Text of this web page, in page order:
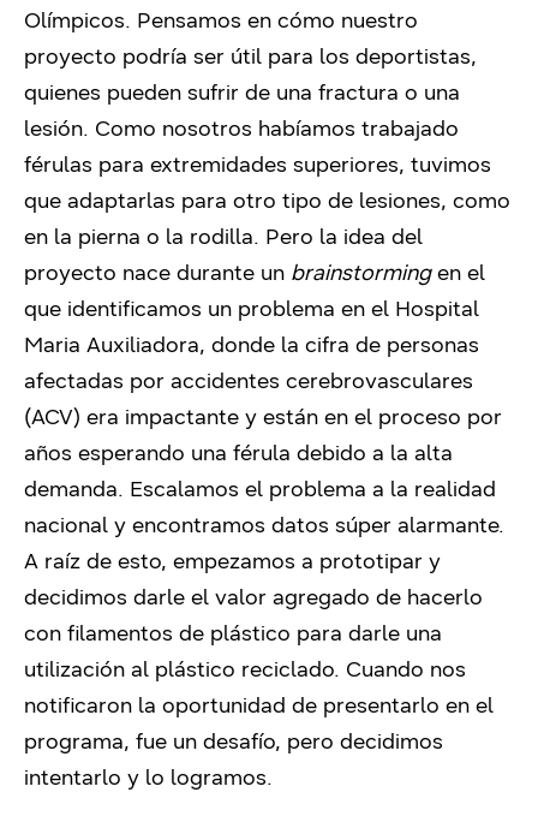
Olímpicos. Pensamos en cómo nuestro
proyecto podría ser útil para los deportistas,
quienes pueden sufrir de una fractura o una
lesión. Como nosotros habíamos trabajado
férulas para extremidades superiores, tuvimos
que adaptarlas para otro tipo de lesiones, como
en la pierna o la rodilla. Pero la idea del
proyecto nace durante un brainstormingen el
que identificamos un problema en el Hospital
Maria Auxiliadora, donde la cifra de personas
afectadas por accidentes cerebrovasculares
(ACV) era impactante y están en el proceso por
años esperando una férula debido a la alta
demanda. Escalamos el problema a la realidad
nacional y encontramos datos súper alarmante.
A raíz de esto, empezamos a prototipar y
decidimos darle el valor agregado de hacerlo
con filamentos de plástico para darle una
utilización al plástico reciclado. Cuando nos
notificaron la oportunidad de presentarlo en el
programa, fue un desafío, pero decidimos
intentarlo y lo logramos.